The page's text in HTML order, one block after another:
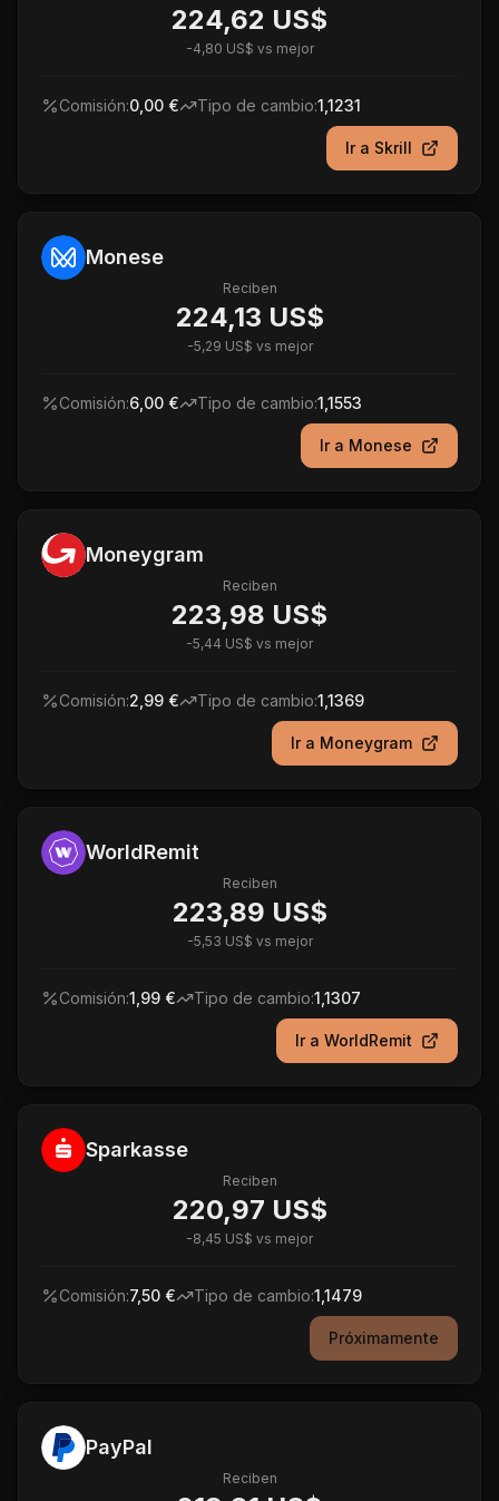
224,62 US$
-4,80 US$ vs mejor
Comisión:0,00 € Tipo de cambio:1,1231
Ir a Skrill
Monese
Reciben
224,13 US$
-5,29 US$ vs mejor
Comisión:6,00 € Tipo de cambio:1,1553
Ir a Monese
Moneygram
Reciben
223,98 US$
-5,44 US$ vs mejor
Comisión:2,99 € Tipo de cambio:1,1369
Ir a Moneygram
WorldRemit
Reciben
223,89 US$
-5,53 US$ vs mejor
Comisión:1,99 € Tipo de cambio:1,1307
Ir a WorldRemit
Sparkasse
Reciben
220,97 US$
-8,45 US$ vs mejor
Comisión:7,50 € Tipo de cambio:1,1479
Próximamente
PayPal
Reciben